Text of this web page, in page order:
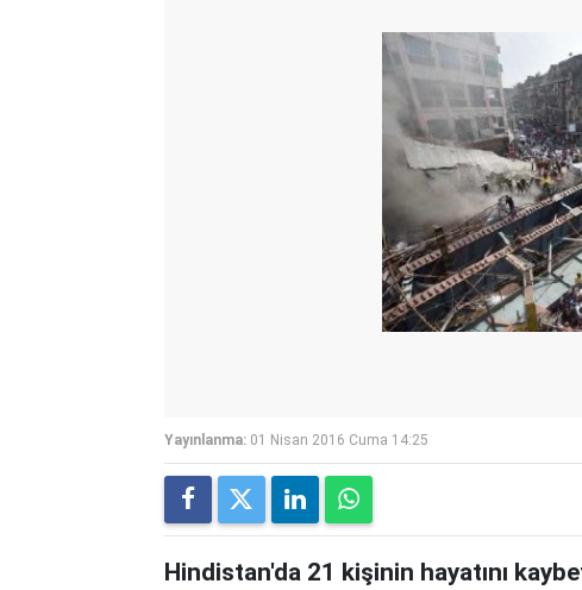
Yayınlanma: 01 Nisan 2016 Cuma 14:25
Hindistan'da 21 kişinin hayatını